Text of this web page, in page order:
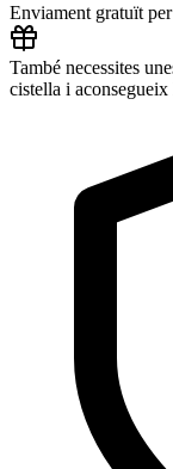
Enviament gratuït
També necessites
cistella i aconsegueix